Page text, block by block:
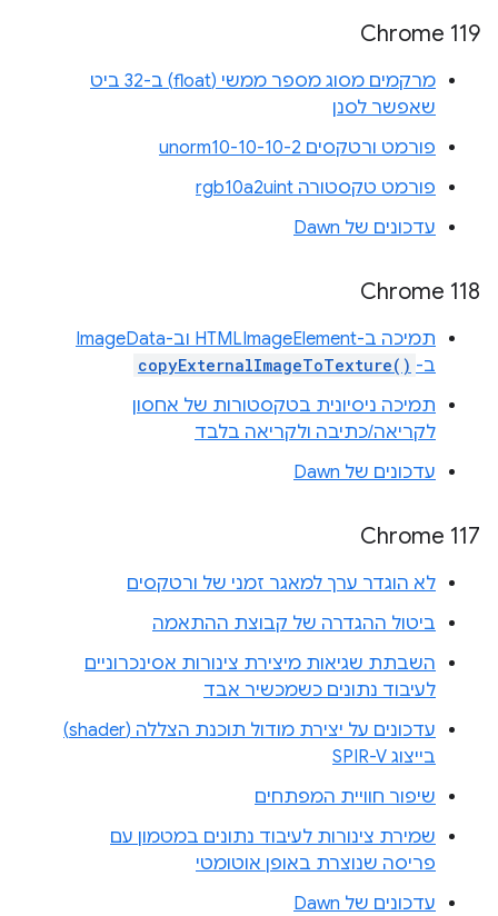
Chrome 119
מרקמים מסוג מספר ממשי (float) ב-32 ביט
שאפשר לסנן
פורמט ורטקסים unorm10-10-10-2
פורמט טקסטורה rgb10a2uint
עדכונים של Dawn
Chrome 118
תמיכה ב-HTMLImageElement וב-ImageData
ב- copyExternalImageToTexture()
תמיכה ניסיונית בטקסטורות של אחסון
לקריאה/כתיבה ולקריאה בלבד
עדכונים של Dawn
Chrome 117
לא הוגדר ערך למאגר זמני של ורטקסים
ביטול ההגדרה של קבוצת ההתאמה
השבתת שגיאות מיצירת צינורות אסינכרוניים
לעיבוד נתונים כשמכשיר אבד
עדכונים על יצירת מודול תוכנת הצללה (shader)
בייצוג SPIR-V
שיפור חוויית המפתחים
שמירת צינורות לעיבוד נתונים במטמון עם
פריסה שנוצרת באופן אוטומטי
עדכונים של Dawn